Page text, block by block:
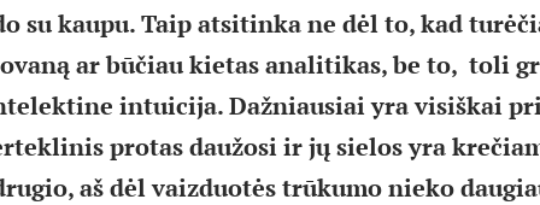
su kaupu. Taip atsitinka ne dėl to, kad
ar būčiau kietas analitikas, be to, toli
intuicija. Dažniausiai yra visiškai
protas daužosi ir jų sielos yra
aš dėl vaizduotės trūkumo nieko